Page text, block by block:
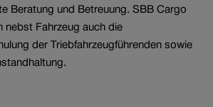
Beratung und Betreuung. SBB Cargo
nebst Fahrzeug auch die
der Triebfahrzeugführenden sowie